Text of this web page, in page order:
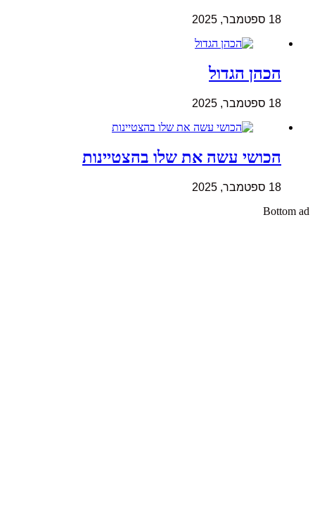
18 ספטמבר, 2025
הכהן הגדול
18 ספטמבר, 2025
הכושי עשה את שלו בהצטיינות
18 ספטמבר, 2025
Bottom ad